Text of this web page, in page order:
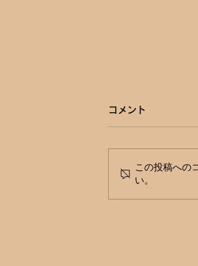
コメント
この投稿への
い。